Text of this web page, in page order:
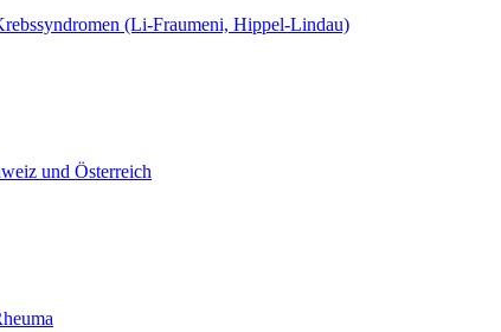
(Li-Fraumeni, Hippel-Lindau)
und Österreich